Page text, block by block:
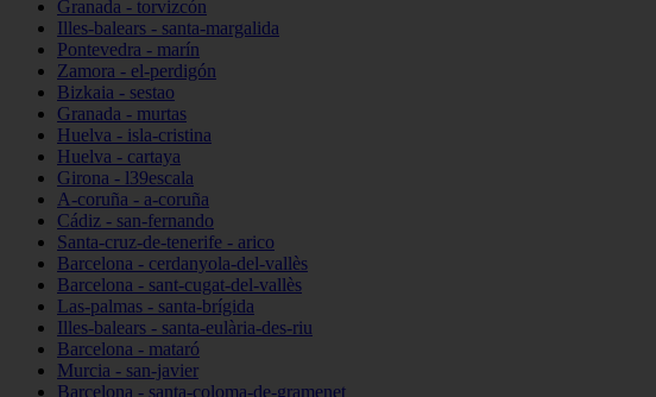
Granada - torvizcón
Illes-balears - santa-margalida
Pontevedra - marín
Zamora - el-perdigón
Bizkaia - sestao
Granada - murtas
Huelva - isla-cristina
Huelva - cartaya
Girona - l39escala
A-coruña - a-coruña
Cádiz - san-fernando
Santa-cruz-de-tenerife - arico
Barcelona - cerdanyola-del-vallès
Barcelona - sant-cugat-del-vallès
Las-palmas - santa-brígida
Illes-balears - santa-eulària-des-riu
Barcelona - mataró
Murcia - san-javier
Barcelona - santa-coloma-de-gramenet